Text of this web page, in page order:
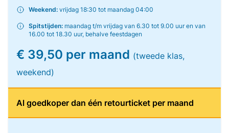
Weekend: vrijdag 18:30 tot maandag 04:00
Spitstijden: maandag t/m vrijdag van 6.30 tot 9.00 uur en van
16.00 tot 18.30 uur, behalve feestdagen
€ 39,50 per maand (tweede klas,
weekend)
Al goedkoper dan één retourticket per maand